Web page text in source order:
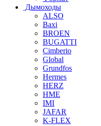
Дымоходы
ALSO
Baxi
BROEN
BUGATTI
Cimberio
Global
Grundfos
Hermes
HERZ
HME
IMI
JAFAR
K-FLEX